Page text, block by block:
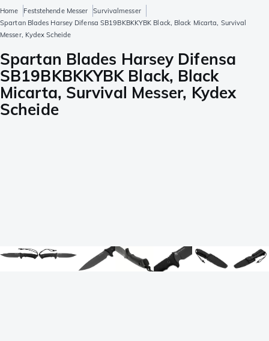
Home Feststehende Messer
Survivalmesser
Spartan Blades Harsey Difensa SB19BKBKKYBK Black, Black Micarta, Survival
Messer, Kydex Scheide
Spartan Blades Harsey Difensa
SB19BKBKKYBK Black, Black
Micarta, Survival Messer, Kydex
Scheide